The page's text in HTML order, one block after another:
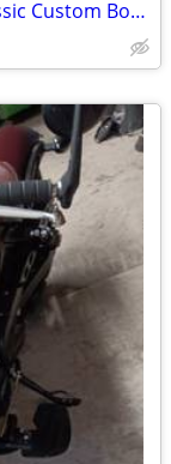
Harley Davidson Sportster XL1200 Classic Custom Bobber 1991